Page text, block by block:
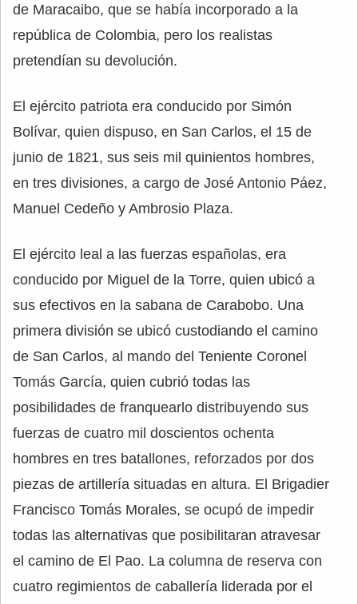
de Maracaibo, que se había incorporado a la
república de Colombia, pero los realistas
pretendían su devolución.
El ejército patriota era conducido por Simón
Bolívar, quien dispuso, en San Carlos, el 15 de
junio de 1821, sus seis mil quinientos hombres,
en tres divisiones, a cargo de José Antonio Páez,
Manuel Cedeño y Ambrosio Plaza.
El ejército leal a las fuerzas españolas, era
conducido por Miguel de la Torre, quien ubicó a
sus efectivos en la sabana de Carabobo. Una
primera división se ubicó custodiando el camino
de San Carlos, al mando del Teniente Coronel
Tomás García, quien cubrió todas las
posibilidades de franquearlo distribuyendo sus
fuerzas de cuatro mil doscientos ochenta
hombres en tres batallones, reforzados por dos
piezas de artillería situadas en altura. El Brigadier
Francisco Tomás Morales, se ocupó de impedir
todas las alternativas que posibilitaran atravesar
el camino de El Pao. La columna de reserva con
cuatro regimientos de caballería liderada por el